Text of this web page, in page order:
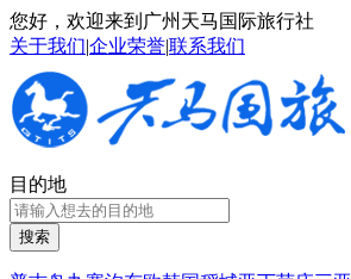
您好，欢迎来到广州天马国际旅行社
关于我们|企业荣誉|联系我们
目的地
搜索